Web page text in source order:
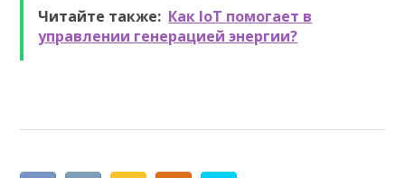
Читайте также: Как IoT помогает в
управлении генерацией энергии?